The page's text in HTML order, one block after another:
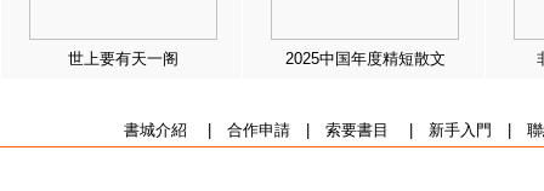
世上要有天一阁 2025中国年度精短散文
書城介紹 合作申請| 索要書目 新手入門